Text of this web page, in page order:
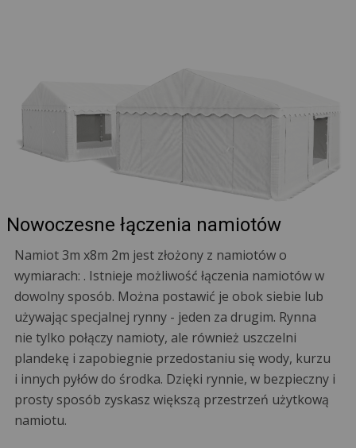
Nowoczesne łączenia namiotów
Namiot 3m x8m 2m jest złożony z namiotów o
wymiarach: . Istnieje możliwość łączenia namiotów w
dowolny sposób. Można postawić je obok siebie lub
używając specjalnej rynny - jeden za drugim. Rynna
nie tylko połączy namioty, ale również uszczelni
plandekę i zapobiegnie przedostaniu się wody, kurzu
i innych pyłów do środka. Dzięki rynnie, w bezpieczny i
prosty sposób zyskasz większą przestrzeń użytkową
namiotu.